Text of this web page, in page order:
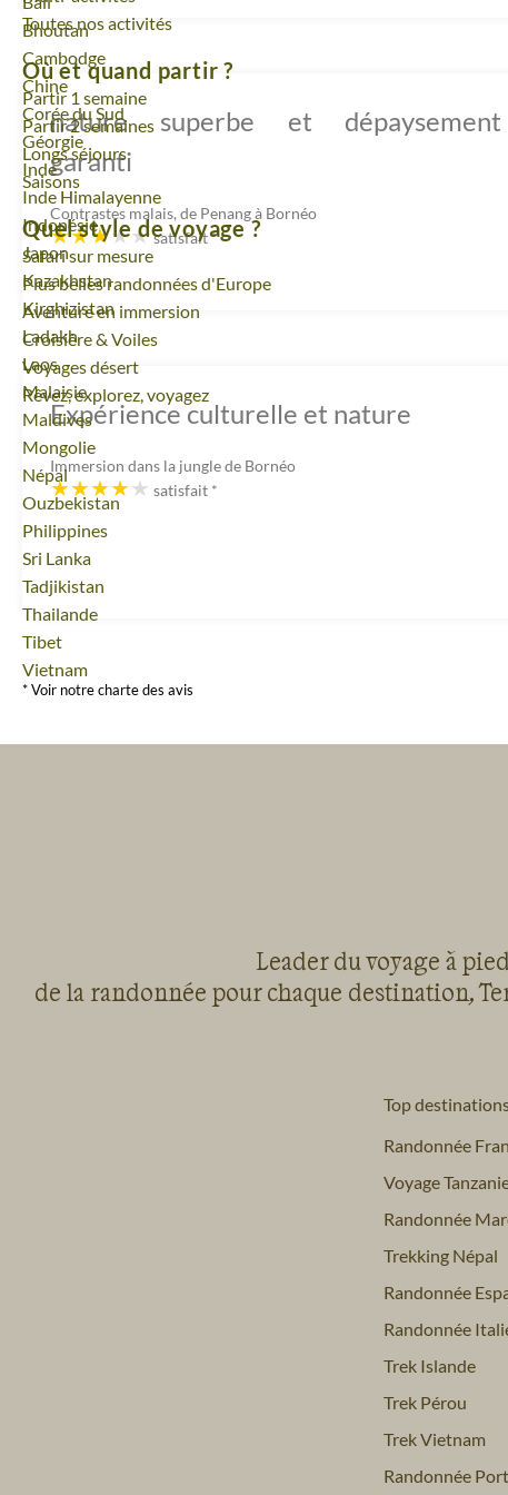
Voyage
Bhoutan
Voyage
Cambodge
Voyage
Chine
Voyage
Corée du Sud
Voyage
Géorgie
Voyage
Inde
Voyage
Inde Himalayenne
Voyage
Indonésie
Voyage
Japon
Voyage
Kazakhstan
Voyage
Kirghizistan
Voyage
Ladakh
Voyage
Laos
Voyage
Malaisie
Voyage
Maldives
Voyage
Mongolie
Voyage
Népal
Voyage
Ouzbekistan
Voyage
Philippines
Voyage
Sri Lanka
Voyage
Tadjikistan
Voyage
Thailande
Voyage
Tibet
Voyage
Vietnam
Toutes nos activités
Où et quand partir ?
Partir 1 semaine
Partir 2 semaines
Longs séjours
Saisons
Quel style de voyage ?
Safari sur mesure
Plus belles randonnées d'Europe
Aventure en immersion
Croisière & Voiles
Voyages désert
Rêvez, explorez, voyagez
nature superbe et dépaysement
garanti
Contrastes malais, de Penang à Bornéo
satisfait*
Expérience culturelle et nature
Immersion dans la jungle de Bornéo
satisfait *
* Voir notre charte des avis
Leader du voyage à
de la randonnée pour chaque destination,
Top
Randonnée
Voyage
Randonnée
Trekking Népal
Randonnée
Randonnée
Trek Islande
Trek Pérou
Trek Vietnam
Randonnée